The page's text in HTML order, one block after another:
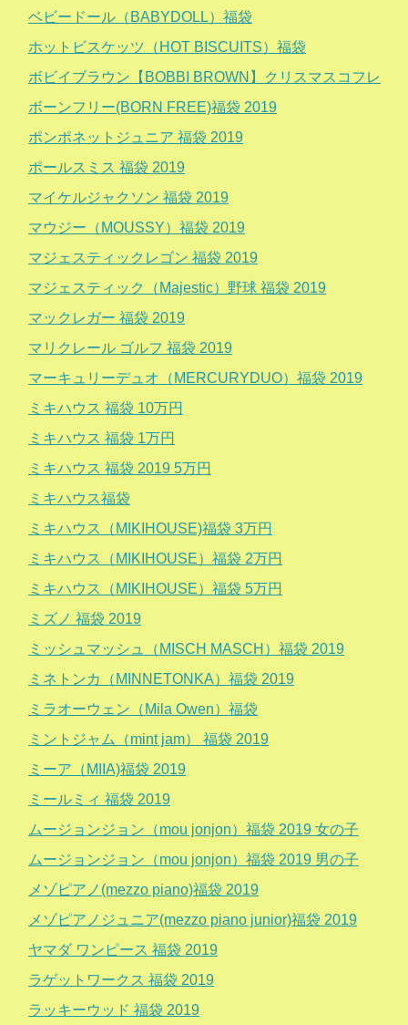
ベビードール（BABYDOLL）福袋
ホットビスケッツ（HOT BISCUITS）福袋
ボビイブラウン【BOBBI BROWN】クリスマスコフレ
ボーンフリー(BORN FREE)福袋 2019
ポンポネットジュニア 福袋 2019
ポールスミス 福袋 2019
マイケルジャクソン 福袋 2019
マウジー（MOUSSY）福袋 2019
マジェスティックレゴン 福袋 2019
マジェスティック（Majestic）野球 福袋 2019
マックレガー 福袋 2019
マリクレール ゴルフ 福袋 2019
マーキュリーデュオ（MERCURYDUO）福袋 2019
ミキハウス 福袋 10万円
ミキハウス 福袋 1万円
ミキハウス 福袋 2019 5万円
ミキハウス福袋
ミキハウス（MIKIHOUSE)福袋 3万円
ミキハウス（MIKIHOUSE）福袋 2万円
ミキハウス（MIKIHOUSE）福袋 5万円
ミズノ 福袋 2019
ミッシュマッシュ（MISCH MASCH）福袋 2019
ミネトンカ（MINNETONKA）福袋 2019
ミラオーウェン（Mila Owen）福袋
ミントジャム（mint jam） 福袋 2019
ミーア（MIIA)福袋 2019
ミールミィ 福袋 2019
ムージョンジョン（mou jonjon）福袋 2019 女の子
ムージョンジョン（mou jonjon）福袋 2019 男の子
メゾピアノ(mezzo piano)福袋 2019
メゾピアノジュニア(mezzo piano junior)福袋 2019
ヤマダ ワンピース 福袋 2019
ラゲットワークス 福袋 2019
ラッキーウッド 福袋 2019